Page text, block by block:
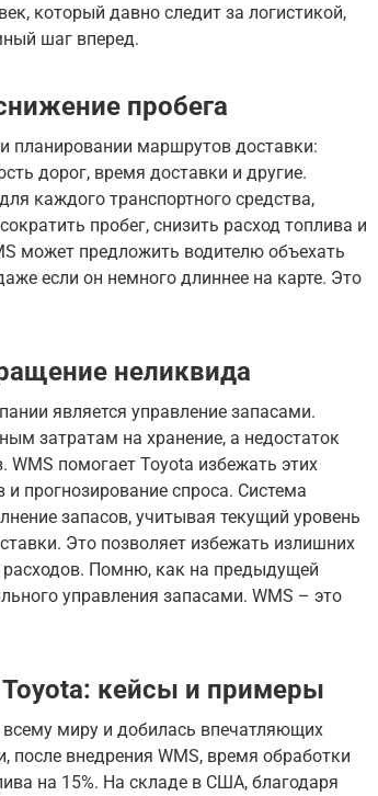
который давно следит за логистикой,
шаг вперед.
пробега
планировании маршрутов доставки:
дорог, время доставки и другие.
каждого транспортного средства,
пробег, снизить расход топлива и
может предложить водителю объехать
если он немного длиннее на карте. Это
неликвида
является управление запасами.
затратам на хранение, а недостаток
WMS помогает Toyota избежать этих
прогнозирование спроса. Система
запасов, учитывая текущий уровень
Это позволяет избежать излишних
Помню, как на предыдущей
управления запасами. WMS – это
Toyota: кейсы и примеры
миру и добилась впечатляющих
после внедрения WMS, время обработки
на 15%. На складе в США, благодаря